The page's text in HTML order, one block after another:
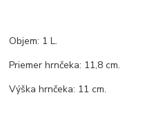
Objem: 1 L.
Priemer hrnčeka: 11,8 cm.
Výška hrnčeka: 11 cm.